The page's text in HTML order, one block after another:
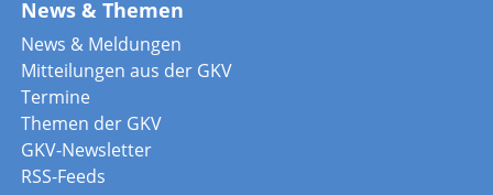
News & Themen
News & Meldungen
Mitteilungen aus der GKV
Termine
Themen der GKV
GKV-Newsletter
RSS-Feeds